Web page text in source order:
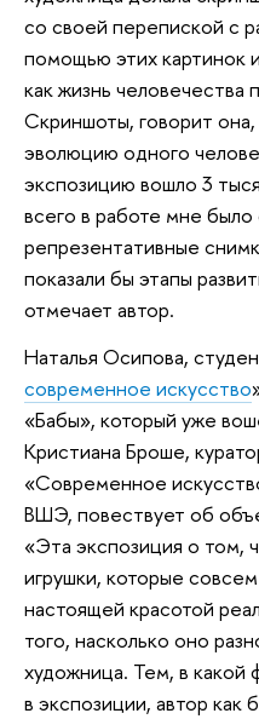
со своей перепиской с
помощью этих картинок
как жизнь человечества
Скриншоты, говорит
эволюцию одного
экспозицию вошло 3
всего в работе мне
репрезентативные
показали бы этапы
отмечает автор.
Наталья Осипова,
современное искусство
«Бабы», который уже
Кристиана Броше,
«Современное
ВШЭ, повествует об
«Эта экспозиция о том,
игрушки, которые
настоящей красотой
того, насколько оно
художница. Тем, в какой
в экспозиции, автор как